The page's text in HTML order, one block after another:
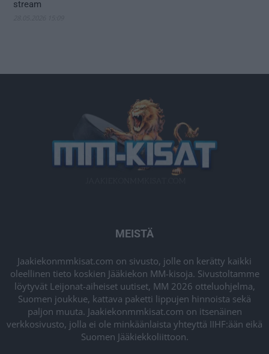
stream
MEISTÄ
Jaakiekonmmkisat.com on sivusto, jolle on kerätty kaikki
oleellinen tieto koskien Jääkiekon MM-kisoja. Sivustoltamme
löytyvät Leijonat-aiheiset uutiset, MM 2026 otteluohjelma,
Suomen joukkue, kattava paketti lippujen hinnoista sekä
paljon muuta. Jaakiekonmmkisat.com on itsenäinen
verkkosivusto, jolla ei ole minkäänlaista yhteyttä IIHF:ään eikä
Suomen Jääkiekkoliittoon.